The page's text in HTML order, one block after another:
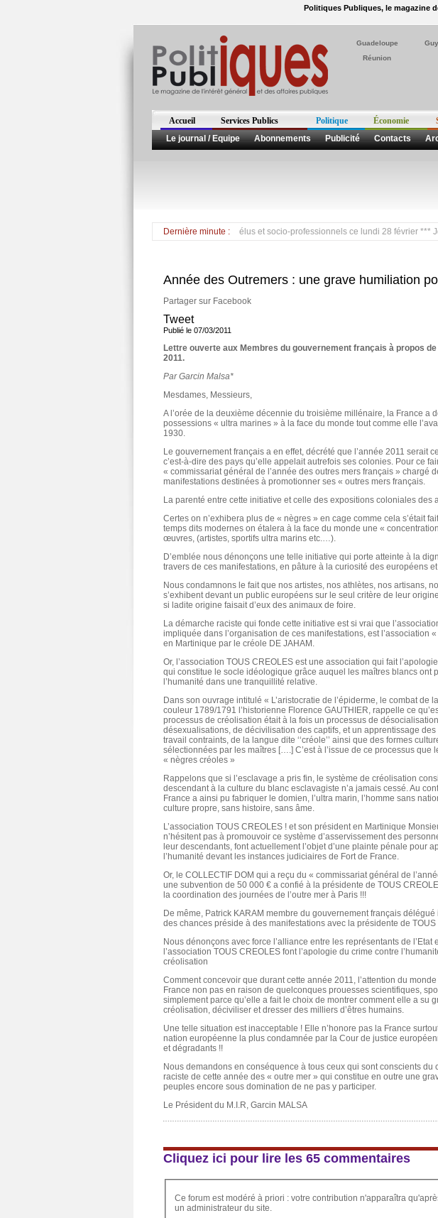
Politiques Publiques, le magazine
Guadeloupe
Réunion
Accueil Services Publics Politique Économie
Le journal / Equipe
Abonnements Publicité Contacts
Dernière minute :
Une table ronde du tourisme en Martinique entre élus et socio-professionnels ce lundi 28 février *** Jean-
Année des Outremers : une grave humiliation
Partager sur Facebook
Tweet
Publié le 07/03/2011
Lettre ouverte aux Membres du gouvernement français à propos de
2011.
Par Garcin Malsa*
Mesdames, Messieurs,
A l’orée de la deuxième décennie du troisième millénaire, la France a
possessions « ultra marines » à la face du monde tout comme elle
1930.
Le gouvernement français a en effet, décrété que l’année 2011 serait
c’est-à-dire des pays qu’elle appelait autrefois ses colonies. Pour ce
« commissariat général de l’année des outres mers français » chargé
manifestations destinées à promotionner ses « outres mers français.
La parenté entre cette initiative et celle des expositions coloniales des
Certes on n’exhibera plus de « nègres » en cage comme cela s’était
temps dits modernes on étalera à la face du monde une «
œuvres, (artistes, sportifs ultra marins etc.…).
D’emblée nous dénonçons une telle initiative qui porte atteinte à la
travers de ces manifestations, en pâture à la curiosité des européens
Nous condamnons le fait que nos artistes, nos athlètes, nos artisans,
s’exhibent devant un public européens sur le seul critère de leur
si ladite origine faisait d’eux des animaux de foire.
La démarche raciste qui fonde cette initiative est si vrai que
impliquée dans l’organisation de ces manifestations, est l’association
en Martinique par le créole DE JAHAM.
Or, l’association TOUS CREOLES est une association qui fait
qui constitue le socle idéologique grâce auquel les maîtres blancs ont
l’humanité dans une tranquillité relative.
Dans son ouvrage intitulé « L’aristocratie de l’épiderme, le combat de
couleur 1789/1791 l’historienne Florence GAUTHIER, rappelle ce
processus de créolisation était à la fois un processus de
désexualisations, de décivilisation des captifs, et un apprentissage
travail contraints, de la langue dite ‘‘créole’’ ainsi que des formes
sélectionnées par les maîtres [….] C’est à l’issue de ce processus que
« nègres créoles »
Rappelons que si l’esclavage a pris fin, le système de créolisation
descendant à la culture du blanc esclavagiste n’a jamais cessé. Au
France a ainsi pu fabriquer le domien, l’ultra marin, l’homme sans
culture propre, sans histoire, sans âme.
L’association TOUS CREOLES ! et son président en Martinique
n’hésitent pas à promouvoir ce système d’asservissement des
leur descendants, font actuellement l’objet d’une plainte pénale pour
l’humanité devant les instances judiciaires de Fort de France.
Or, le COLLECTIF DOM qui a reçu du « commissariat général de
une subvention de 50 000 € a confié à la présidente de TOUS
la coordination des journées de l’outre mer à Paris !!!
De même, Patrick KARAM membre du gouvernement français
des chances préside à des manifestations avec la présidente de
Nous dénonçons avec force l’alliance entre les représentants de l’Etat
l’association TOUS CREOLES font l’apologie du crime contre
créolisation
Comment concevoir que durant cette année 2011, l’attention du
France non pas en raison de quelconques prouesses scientifiques,
simplement parce qu’elle a fait le choix de montrer comment elle a su
créolisation, déciviliser et dresser des milliers d’êtres humains.
Une telle situation est inacceptable ! Elle n’honore pas la France
nation européenne la plus condamnée par la Cour de justice
et dégradants !!
Nous demandons en conséquence à tous ceux qui sont conscients du
raciste de cette année des « outre mer » qui constitue en outre une
peuples encore sous domination de ne pas y participer.
Le Président du M.I.R, Garcin MALSA
Cliquez ici pour lire les 65 commentaires
Ce forum est modéré à priori : votre contribution n'apparaîtra
un administrateur du site.